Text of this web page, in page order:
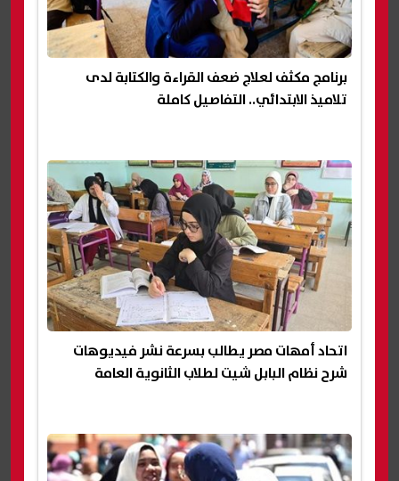
برنامج مكثف لعلاج ضعف القراءة والكتابة لدى
تلاميذ الابتدائي.. التفاصيل كاملة
اتحاد أمهات مصر يطالب بسرعة نشر فيديوهات
شرح نظام البابل شيت لطلاب الثانوية العامة